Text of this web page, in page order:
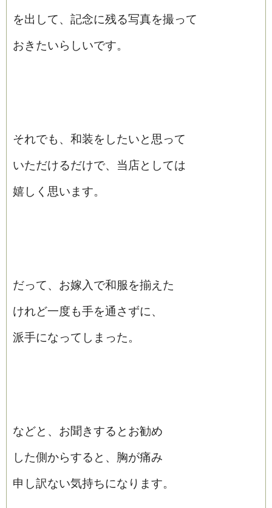
を出して、記念に残る写真を撮って
おきたいらしいです。
それでも、和装をしたいと思って
いただけるだけで、当店としては
嬉しく思います。
だって、お嫁入で和服を揃えた
けれど一度も手を通さずに、
派手になってしまった。
などと、お聞きするとお勧め
した側からすると、胸が痛み
申し訳ない気持ちになります。